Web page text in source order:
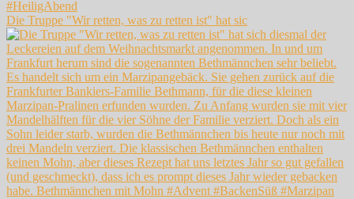
Die Truppe "Wir retten, was zu retten ist" hat sic